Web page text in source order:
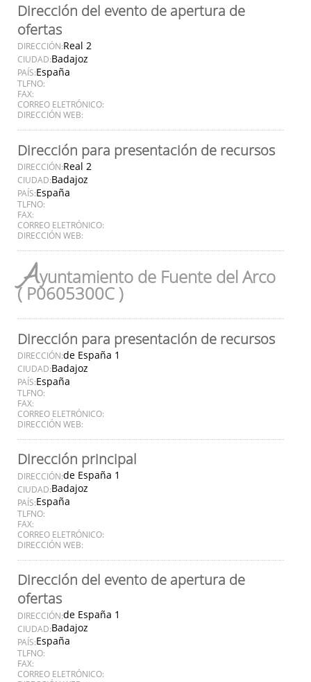
Dirección del evento de apertura de
ofertas
DIRECCIÓN:Real 2
CIUDAD:Badajoz
PAÍS:España
TLFNO:
FAX:
CORREO ELETRÓNICO:
DIRECCIÓN WEB:
Dirección para presentación de recursos
DIRECCIÓN:Real 2
CIUDAD:Badajoz
PAÍS:España
TLFNO:
FAX:
CORREO ELETRÓNICO:
DIRECCIÓN WEB:
Ayuntamiento de Fuente del Arco
( P0605300C )
Dirección para presentación de recursos
DIRECCIÓN:de España 1
CIUDAD:Badajoz
PAÍS:España
TLFNO:
FAX:
CORREO ELETRÓNICO:
DIRECCIÓN WEB:
Dirección principal
DIRECCIÓN:de España 1
CIUDAD:Badajoz
PAÍS:España
TLFNO:
FAX:
CORREO ELETRÓNICO:
DIRECCIÓN WEB:
Dirección del evento de apertura de
ofertas
DIRECCIÓN:de España 1
CIUDAD:Badajoz
PAÍS:España
TLFNO:
FAX:
CORREO ELETRÓNICO: